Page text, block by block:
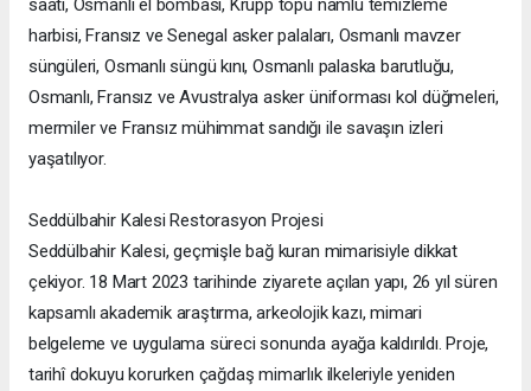
saati, Osmanlı el bombası, Krupp topu namlu temizleme
harbisi, Fransız ve Senegal asker palaları, Osmanlı mavzer
süngüleri, Osmanlı süngü kını, Osmanlı palaska barutluğu,
Osmanlı, Fransız ve Avustralya asker üniforması kol düğmeleri,
mermiler ve Fransız mühimmat sandığı ile savaşın izleri
yaşatılıyor.
Seddülbahir Kalesi Restorasyon Projesi
Seddülbahir Kalesi, geçmişle bağ kuran mimarisiyle dikkat
çekiyor. 18 Mart 2023 tarihinde ziyarete açılan yapı, 26 yıl süren
kapsamlı akademik araştırma, arkeolojik kazı, mimari
belgeleme ve uygulama süreci sonunda ayağa kaldırıldı. Proje,
tarihî dokuyu korurken çağdaş mimarlık ilkeleriyle yeniden